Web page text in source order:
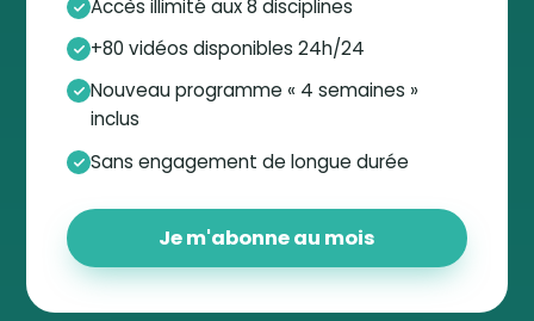
Accès illimité aux 8 disciplines
+80 vidéos disponibles 24h/24
Nouveau programme « 4 semaines »
inclus
Sans engagement de longue durée
Je m'abonne au mois